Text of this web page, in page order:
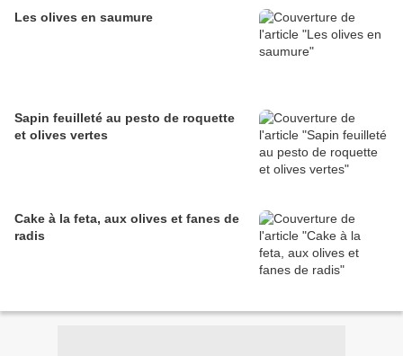
Les olives en saumure
Sapin feuilleté au pesto de roquette
et olives vertes
Cake à la feta, aux olives et fanes de
radis